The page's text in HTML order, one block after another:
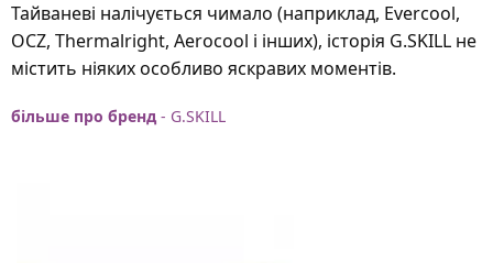
Тайваневі налічується чимало (наприклад, Evercool,
OCZ, Thermalright, Aerocool і інших), історія G.SKILL не
містить ніяких особливо яскравих моментів.
більше про бренд - G.SKILL